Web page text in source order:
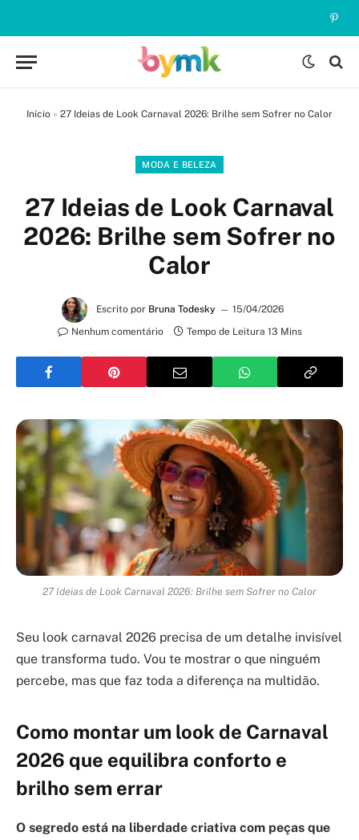
Início » 27 Ideias de Look Carnaval 2026: Brilhe sem Sofrer no Calor
MODA E BELEZA
27 Ideias de Look Carnaval
2026: Brilhe sem Sofrer no
Calor
Escrito por Bruna Todesky
15/04/2026
Nenhum comentário
Tempo de Leitura 13 Mins
27 Ideias de Look Carnaval 2026: Brilhe sem Sofrer no Calor
Seu look carnaval 2026 precisa de um detalhe invisível
que transforma tudo. Vou te mostrar o que ninguém
percebe, mas que faz toda a diferença na multidão.
Como montar um look de Carnaval
2026 que equilibra conforto e
brilho sem errar
O segredo está na liberdade criativa com peças que